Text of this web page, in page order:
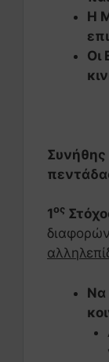
Η
Οι
Συνήθης
1ος
Να